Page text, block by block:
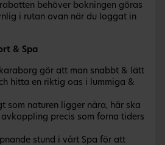
behöver bokningen göras
i rutan ovan när du loggat in
& Spa
gör att man snabbt & lätt
hitta en riktig oas i lummiga &
som naturen ligger nära, här ska
precis som forna tiders
stund i vårt Spa för att